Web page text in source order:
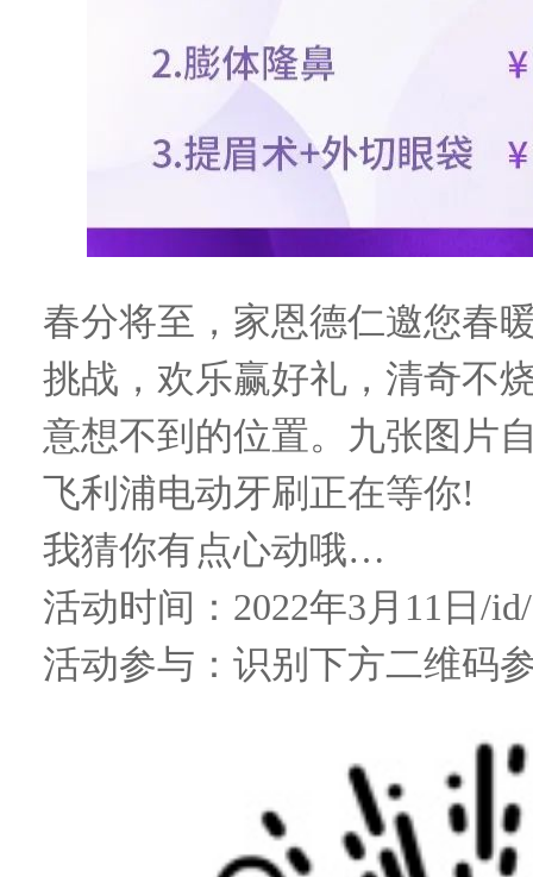
春分将至，家恩德仁邀您春
挑战，欢乐赢好礼，清奇不
意想不到的位置。九张图片
飞利浦电动牙刷正在等你!
我猜你有点心动哦…
活动时间：2022年3月11日/
活动参与：识别下方二维码